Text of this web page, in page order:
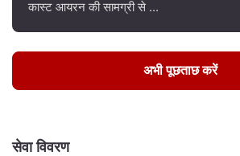
कास्ट आयरन की सामग्री से ...
अभी पूछताछ करें
सेवा विवरण